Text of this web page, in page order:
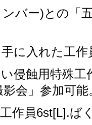
バー)との「
に入れた工作
侵蝕用特殊工
会」参加可能
作員6st[L].ば